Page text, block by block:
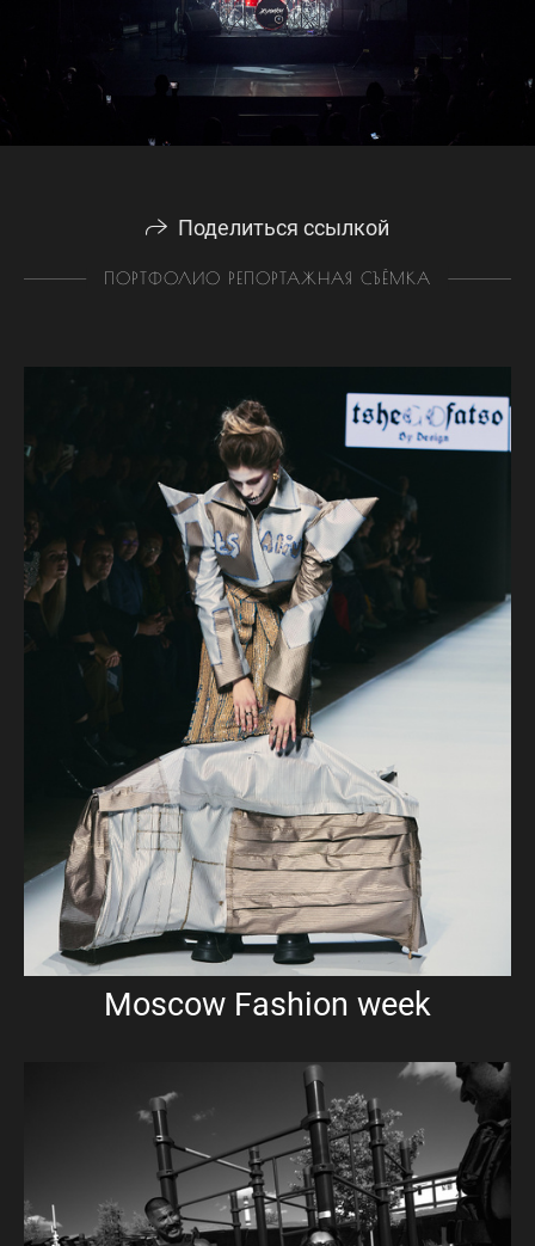
Поделиться ссылкой
ПОРТФОЛИО РЕПОРТАЖНАЯ СЪЁМКА
Moscow Fashion week